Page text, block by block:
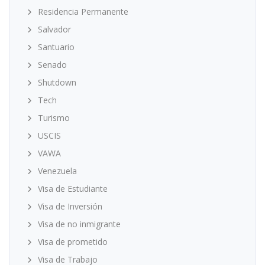
Residencia Permanente
Salvador
Santuario
Senado
Shutdown
Tech
Turismo
USCIS
VAWA
Venezuela
Visa de Estudiante
Visa de Inversión
Visa de no inmigrante
Visa de prometido
Visa de Trabajo